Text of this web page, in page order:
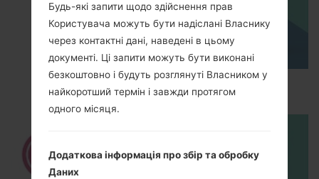
How to Hard Reset on LG G5 H850?
Будь-які запити щодо здійснення прав
Користувача можуть бути надіслані Власнику
через контактні дані, наведені в цьому
документі. Ці запити можуть бути виконані
безкоштовно і будуть розглянуті Власником у
найкоротший термін і завжди протягом
одного місяця.
Додаткова інформація про збір та обробку
Даних